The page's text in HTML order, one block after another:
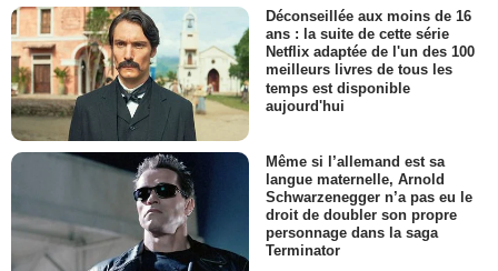
Déconseillée aux moins de 16
ans : la suite de cette série
Netflix adaptée de l'un des 100
meilleurs livres de tous les
temps est disponible
aujourd'hui
Même si l’allemand est sa
langue maternelle, Arnold
Schwarzenegger n’a pas eu le
droit de doubler son propre
personnage dans la saga
Terminator